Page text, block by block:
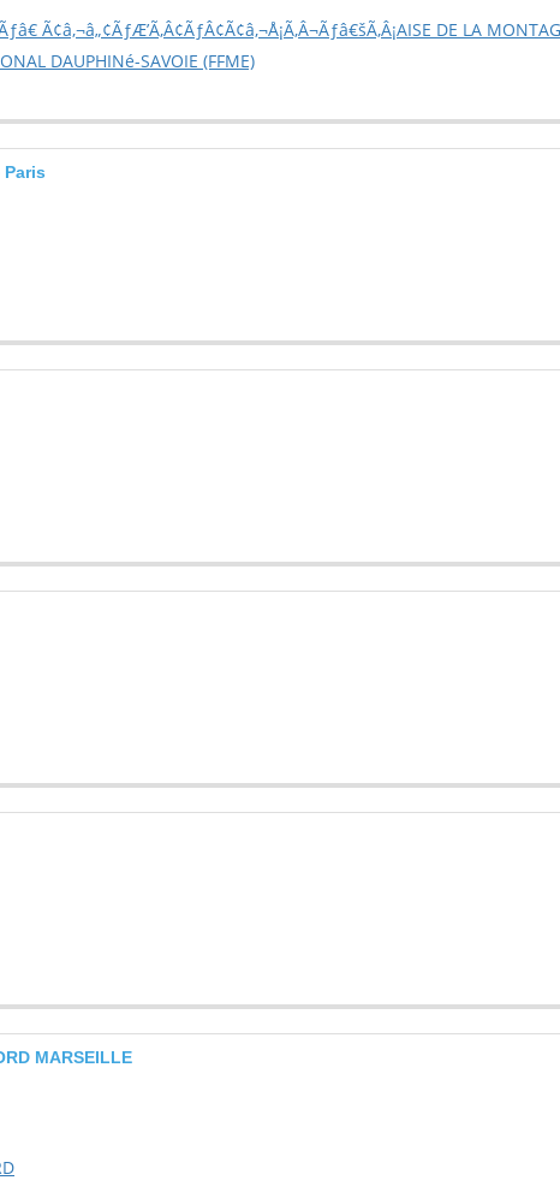
Ã¢â‚¬â„¢ÃƒÆ’Ã‚Â¢ÃƒÂ¢Ã¢â‚¬Å¡Ã‚Â¬Ãƒâ€šÃ‚Â¡AISE DE LA
DAUPHINé-SAVOIE (FFME)
Paris
MARSEILLE